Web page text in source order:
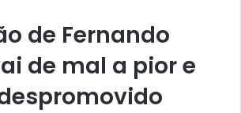
de Fernando
de mal a pior e